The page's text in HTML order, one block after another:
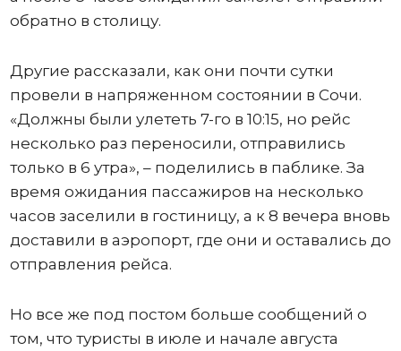
обратно в столицу.
Другие рассказали, как они почти сутки
провели в напряженном состоянии в Сочи.
«Должны были улететь 7-го в 10:15, но рейс
несколько раз переносили, отправились
только в 6 утра», – поделились в паблике. За
время ожидания пассажиров на несколько
часов заселили в гостиницу, а к 8 вечера вновь
доставили в аэропорт, где они и оставались до
отправления рейса.
Но все же под постом больше сообщений о
том, что туристы в июле и начале августа